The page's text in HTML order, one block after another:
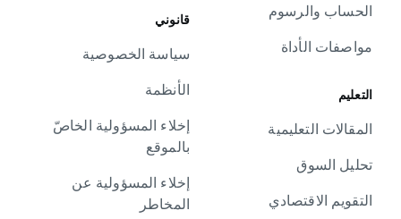
الحساب والرسوم
مواصفات الأداة
التعليم
المقالات التعليمية
تحليل السوق
التقويم الاقتصادي
قانوني
سياسة الخصوصية
الأنظمة
إخلاء المسؤولية الخاصّ
بالموقع
إخلاء المسؤولية عن
المخاطر